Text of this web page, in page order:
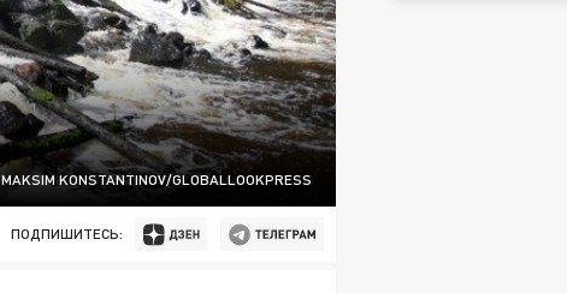
MAKSIM KONSTANTINOV/GLOBALLOOKPRESS
ПОДПИШИТЕСЬ: